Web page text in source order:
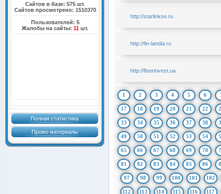
Сайтов в базе: 575 шт.
Сайтов просмотрено: 1510370
Пользователей: 5
Жалобы на сайты:11 шт.
Полная статистика
Промо материалы
http://starlinkse.ru
http://fin-landia.ru
http://floorinvest.ua
1 2 3 4 5 6
17 18 19 20 21 22
33 34 35 36 37 38
49 50 51 52 53 54
65 66 67 68 69 70
81 82 83 84 85 86
97 98 99 100 101 102
112 113 114 115 116 117